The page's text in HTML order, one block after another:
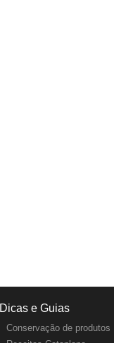
Dicas e Guias
Conservação de produtos